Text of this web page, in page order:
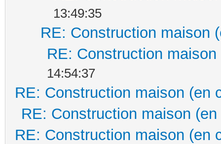
13:49:35
RE: Construction maison
RE: Construction
14:54:37
RE: Construction maison (en
RE: Construction maison
RE: Construction maison (en